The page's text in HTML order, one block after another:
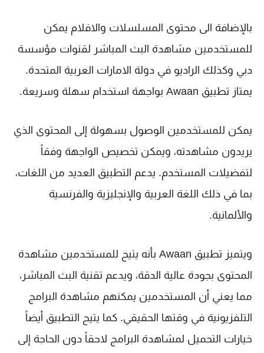
بالإضافة الى محتوى المسلسلات والافلام يمكن
للمستخدمين مشاهدة البث المباشر لقنوات مؤسسة
دبي وكذلك الراديو في دولة الامارات العربية المتحدة.
يمتاز تطبيق Awaan بواجهة استخدام سهلة وسريعة.
يمكن للمستخدمين الوصول بسهولة إلى المحتوى الذي
يريدون مشاهدته، ويمكن تخصيص الواجهة وفقاً
لتفضيلات المستخدم. يدعم التطبيق العديد من اللغات،
بما في ذلك اللغة العربية والإنجليزية والفرنسية
والألمانية.
ويتميز تطبيق Awaan بأنه يتيح للمستخدمين مشاهدة
المحتوى بجودة عالية الدقة، ويدعم تقنية البث المباشر،
مما يعني أن المستخدمين يمكنهم مشاهدة البرامج
التلفزيونية في وقتها الحقيقي. كما يتيح التطبيق أيضاً
خيارات التحميل لمشاهدة البرامج لاحقاً دون الحاجة إلى